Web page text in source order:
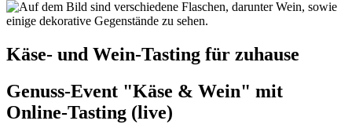
Käse- und Wein-Tasting für zuhause
Genuss-Event "Käse & Wein" mit
Online-Tasting (live)